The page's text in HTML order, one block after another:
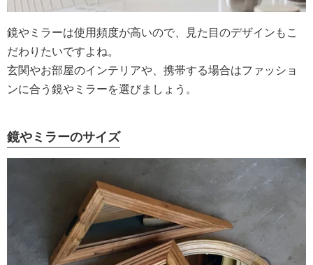
鏡やミラーは使用頻度が高いので、見た目のデザインもこ
だわりたいですよね。
玄関やお部屋のインテリアや、携帯する場合はファッショ
ンに合う鏡やミラーを選びましょう。
鏡やミラーのサイズ